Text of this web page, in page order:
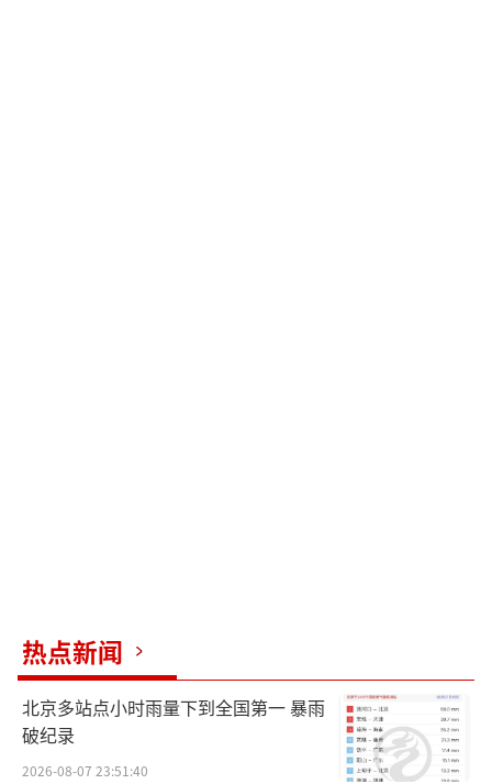
热点新闻
北京多站点小时雨量下到全国第一 暴雨
破纪录
2026-08-07 23:51:40